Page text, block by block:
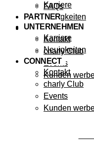
Karriere
Neuigkeiten
CONNECT
Kontakt
charly Club
Events
Kunden
FAQs
PARTNER
UNTERNEHMEN
Karriere
Neuigkeiten
CONNECT
Kontakt
charly Club
Events
Kunden